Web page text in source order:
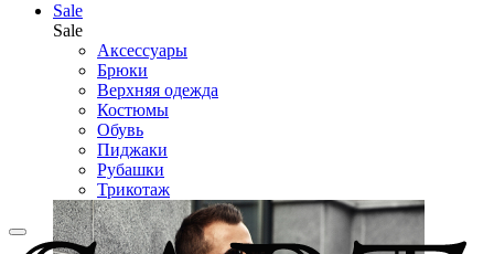
Sale
Sale
Аксессуары
Брюки
Верхняя одежда
Костюмы
Обувь
Пиджаки
Рубашки
Трикотаж